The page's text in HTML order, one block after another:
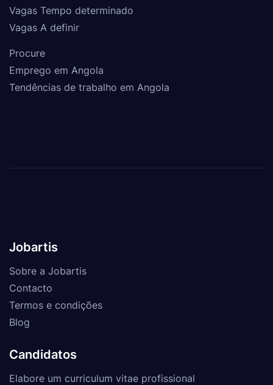
Vagas Tempo determinado
Vagas A definir
Procure
Emprego em Angola
Tendências de trabalho em Angola
Jobartis
Sobre a Jobartis
Contacto
Termos e condições
Blog
Candidatos
Elabore um curriculum vitae profissional